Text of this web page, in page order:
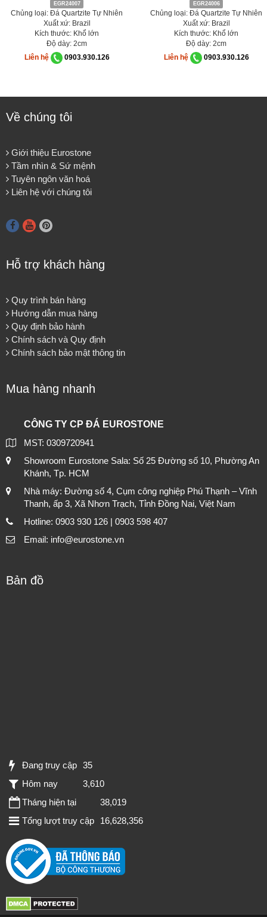
EGR24007
Chủng loại: Đá Quartzite Tự Nhiên
Xuất xứ: Brazil
Kích thước: Khổ lớn
Độ dày: 2cm
Liên hệ
0903.930.126
EGR24006
Chủng loại: Đá Quartzite Tự Nhiên
Xuất xứ: Brazil
Kích thước: Khổ lớn
Độ dày: 2cm
Liên hệ
0903.930.126
Về chúng tôi
Giới thiệu Eurostone
Tầm nhìn & Sứ mệnh
Tuyên ngôn văn hoá
Liên hệ với chúng tôi
Hỗ trợ khách hàng
Quy trình bán hàng
Hướng dẫn mua hàng
Quy định bảo hành
Chính sách và Quy định
Chính sách bảo mật thông tin
Mua hàng nhanh
CÔNG TY CP ĐÁ EUROSTONE
MST: 0309720941
Showroom Eurostone Sala: Số 25 Đường số 10, Phường An
Khánh, Tp. HCM
Nhà máy: Đường số 4, Cụm công nghiệp Phú Thạnh – Vĩnh
Thanh, ấp 3, Xã Nhơn Trạch, Tỉnh Đồng Nai, Việt Nam
Hotline: 0903 930 126 | 0903 598 407
Email: info@eurostone.vn
Bản đồ
Đang truy cập 35
Hôm nay
3,610
Tháng hiện tại
38,019
Tổng lượt truy cập
16,628,356